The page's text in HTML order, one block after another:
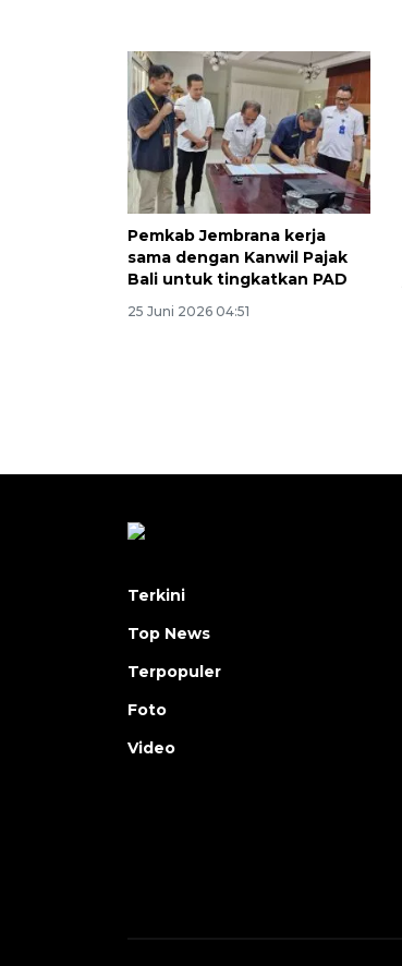
Pemkab Jembrana kerja
sama dengan Kanwil Pajak
Bali untuk tingkatkan PAD
25 Juni 2026 04:51
Terkini
Top News
Terpopuler
Foto
Video